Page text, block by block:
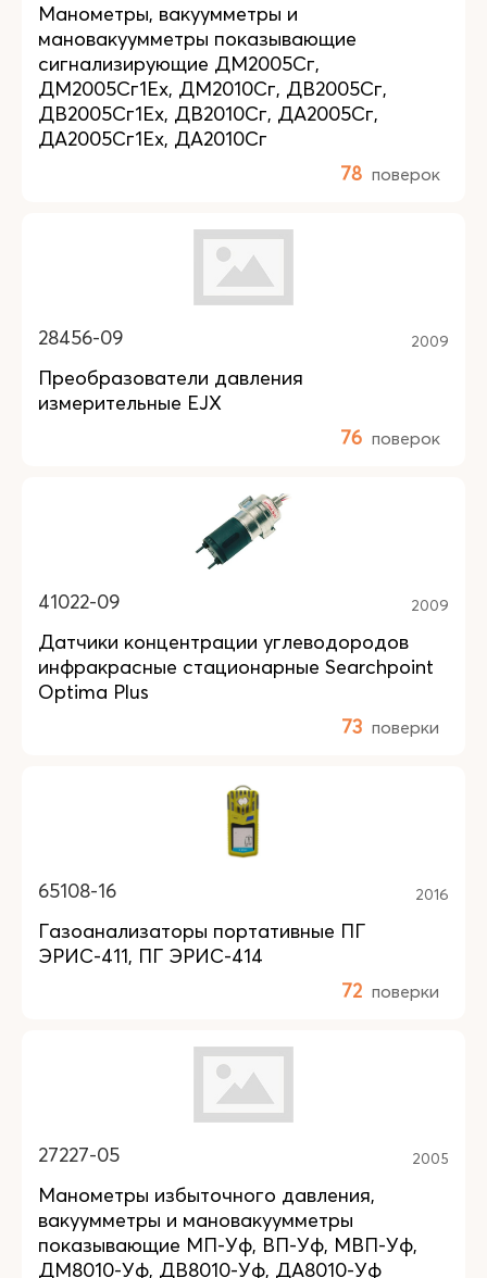
Манометры, вакуумметры и
мановакуумметры показывающие
сигнализирующие ДМ2005Сг,
ДМ2005Сг1Ех, ДМ2010Сг, ДВ2005Сг,
ДВ2005Сг1Ех, ДВ2010Сг, ДА2005Сг,
ДА2005Сг1Ех, ДА2010Сг
78 поверок
28456-09 2009
Преобразователи давления
измерительные EJX
76 поверок
41022-09 2009
Датчики концентрации углеводородов
инфракрасные стационарные Searchpoint
Optima Plus
73 поверки
65108-16 2016
Газоанализаторы портативные ПГ
ЭРИС-411, ПГ ЭРИС-414
72 поверки
27227-05 2005
Манометры избыточного давления,
вакуумметры и мановакуумметры
показывающие МП-Уф, ВП-Уф, МВП-Уф,
ДМ8010-Уф, ДВ8010-Уф, ДА8010-Уф